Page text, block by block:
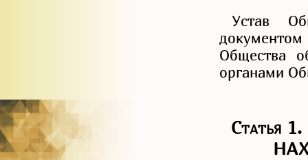
Устав
Общества
органами
Статья